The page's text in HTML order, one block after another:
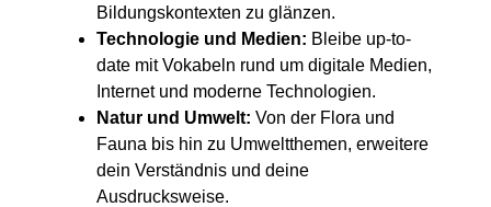
Bildungskontexten zu glänzen.
Technologie und Medien: Bleibe up-to-
date mit Vokabeln rund um digitale Medien,
Internet und moderne Technologien.
Natur und Umwelt: Von der Flora und
Fauna bis hin zu Umweltthemen, erweitere
dein Verständnis und deine
Ausdrucksweise.